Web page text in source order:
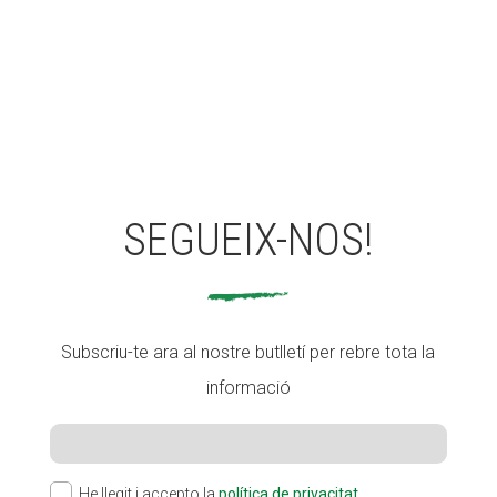
SEGUEIX-NOS!
Subscriu-te ara al nostre butlletí per rebre tota la
informació
He llegit i accepto la política de privacitat